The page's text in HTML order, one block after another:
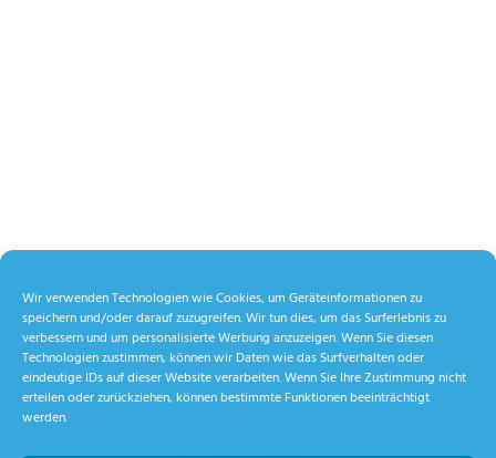
Wir verwenden Technologien wie Cookies, um Geräteinformationen zu
speichern und/oder darauf zuzugreifen. Wir tun dies, um das Surferlebnis zu
verbessern und um personalisierte Werbung anzuzeigen. Wenn Sie diesen
Technologien zustimmen, können wir Daten wie das Surfverhalten oder
eindeutige IDs auf dieser Website verarbeiten. Wenn Sie Ihre Zustimmung nicht
erteilen oder zurückziehen, können bestimmte Funktionen beeinträchtigt
werden.